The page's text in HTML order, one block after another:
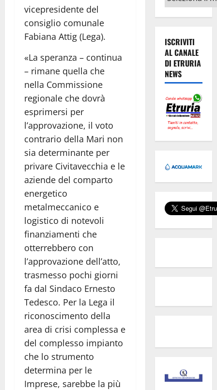
vicepresidente del
consiglio comunale
Fabiana Attig (Lega).
«La speranza – continua
– rimane quella che
nella Commissione
regionale che dovrà
esprimersi per
l’approvazione, il voto
contrario della Mari non
sia determinante per
privare Civitavecchia e le
aziende del comparto
energetico
metalmeccanico e
logistico di notevoli
finanziamenti che
otterrebbero con
l’approvazione dell’atto,
trasmesso pochi giorni
fa dal Sindaco Ernesto
Tedesco. Per la Lega il
riconoscimento della
area di crisi complessa e
del complesso impianto
che lo strumento
determina per le
Imprese, sarebbe la più
ISCRIVITI
AL CANALE
DI ETRURIA
NEWS